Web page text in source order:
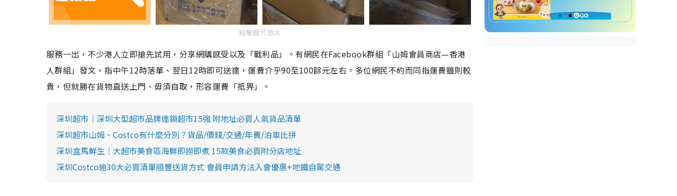
點擊圖片放大
服務一出，不少港人立即搶先試用，分享網購感受以及「戰利品」。有網民在Facebook群組「山姆會員商店—香港
人群組」發文，指中午12時落單、翌日12時即可送達，運費介乎90至100餘元左右。多位網民不約而同指運費雖則較
貴，但就勝在貨物直送上門、毋須自取，形容運費「抵畀」。
深圳超市｜深圳大型超市品牌連鎖超市15強 附地址必買人氣貨品清單
深圳超市山姆、Costco有什麼分別？貨品/價錢/交通/年費/泊車比拼
深圳盒馬鮮生｜大超市美食區海鮮即撈即煮 15款美食必買附分店地址
深圳Costco逾30大必買清單順豐送貨方式 會員申請方法入會優惠+地鐵自駕交通